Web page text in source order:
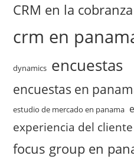
CRM en la cobranza
crm en
dynamics encuestas
encuestas en
estudio de mercado en panama
experiencia del
focus group en